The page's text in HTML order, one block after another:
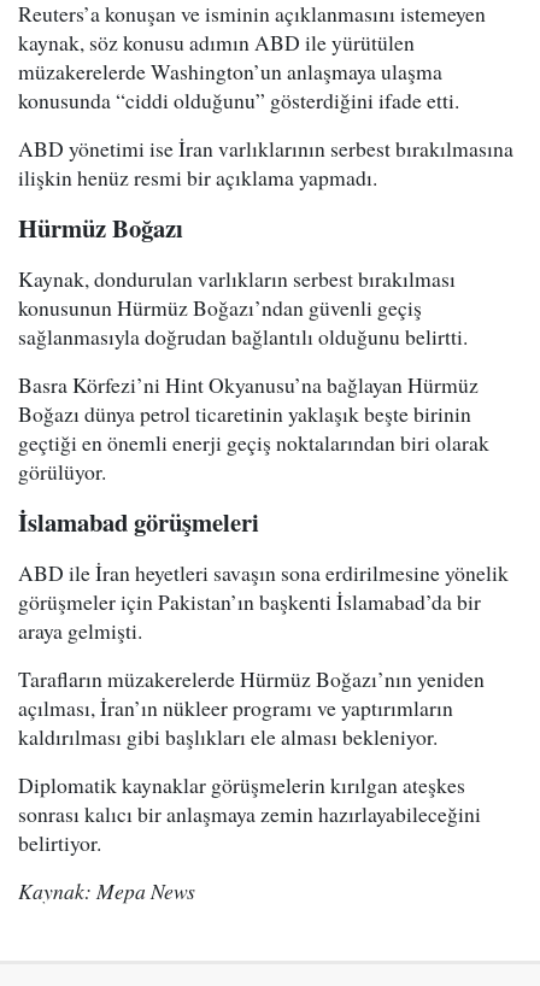
Reuters’a konuşan ve isminin açıklanmasını istemeyen
kaynak, söz konusu adımın ABD ile yürütülen
müzakerelerde Washington’un anlaşmaya ulaşma
konusunda “ciddi olduğunu” gösterdiğini ifade etti.
ABD yönetimi ise İran varlıklarının serbest bırakılmasına
ilişkin henüz resmi bir açıklama yapmadı.
Hürmüz Boğazı
Kaynak, dondurulan varlıkların serbest bırakılması
konusunun Hürmüz Boğazı’ndan güvenli geçiş
sağlanmasıyla doğrudan bağlantılı olduğunu belirtti.
Basra Körfezi’ni Hint Okyanusu’na bağlayan Hürmüz
Boğazı dünya petrol ticaretinin yaklaşık beşte birinin
geçtiği en önemli enerji geçiş noktalarından biri olarak
görülüyor.
İslamabad görüşmeleri
ABD ile İran heyetleri savaşın sona erdirilmesine yönelik
görüşmeler için Pakistan’ın başkenti İslamabad’da bir
araya gelmişti.
Tarafların müzakerelerde Hürmüz Boğazı’nın yeniden
açılması, İran’ın nükleer programı ve yaptırımların
kaldırılması gibi başlıkları ele alması bekleniyor.
Diplomatik kaynaklar görüşmelerin kırılgan ateşkes
sonrası kalıcı bir anlaşmaya zemin hazırlayabileceğini
belirtiyor.
Kaynak: Mepa News